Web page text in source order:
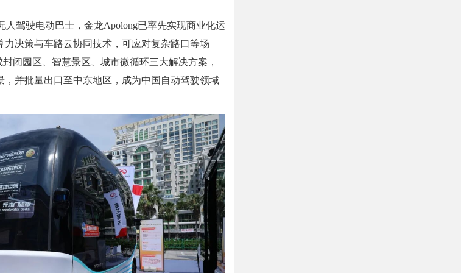
人驾驶电动巴士，金龙Apolong已率先实现商业化运
力决策与车路云协同技术，可应对复杂路口等场
闭园区、智慧景区、城市微循环三大解决方案，
，并批量出口至中东地区，成为中国自动驾驶领域